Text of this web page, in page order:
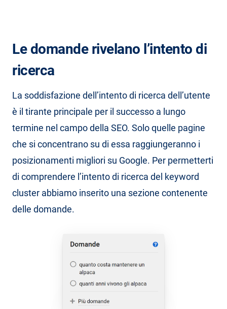
Le domande rivelano l’intento di
ricerca
La soddisfazione dell’intento di ricerca dell’utente
è il tirante principale per il successo a lungo
termine nel campo della SEO. Solo quelle pagine
che si concentrano su di essa raggiungeranno i
posizionamenti migliori su Google. Per permetterti
di comprendere l’intento di ricerca del keyword
cluster abbiamo inserito una sezione contenente
delle domande.